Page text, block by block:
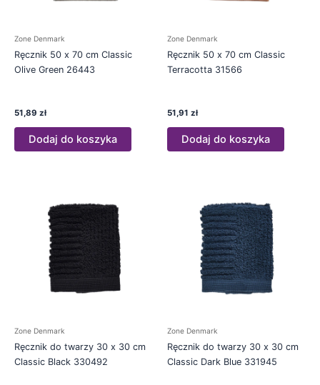
Zone Denmark
Ręcznik 50 x 70 cm Classic
Olive Green 26443
51,89 zł
Dodaj do koszyka
Zone Denmark
Ręcznik 50 x 70 cm Classic
Terracotta 31566
51,91 zł
Dodaj do koszyka
Zone Denmark
Ręcznik do twarzy 30 x 30 cm
Classic Black 330492
Zone Denmark
Ręcznik do twarzy 30 x 30 cm
Classic Dark Blue 331945